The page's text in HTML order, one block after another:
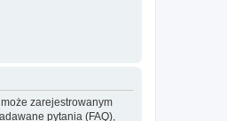
zarejestrowanym
pytania (FAQ),